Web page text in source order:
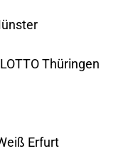
Thüringen
Erfurt